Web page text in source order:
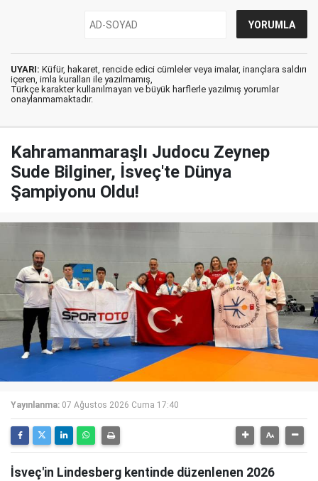
UYARI: Küfür, hakaret, rencide edici cümleler veya imalar, inançlara saldırı
içeren, imla kuralları ile yazılmamış,
Türkçe karakter kullanılmayan ve büyük harflerle yazılmış yorumlar
onaylanmamaktadır.
Kahramanmaraşlı Judocu Zeynep
Sude Bilginer, İsveç'te Dünya
Şampiyonu Oldu!
Yayınlanma: 07 Ağustos 2026 Cuma 17:40
İsveç'in Lindesberg kentinde düzenlenen 2026